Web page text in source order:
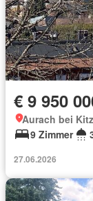
€ 9 950
Aurach bei
9 Zimmer
27.06.2026